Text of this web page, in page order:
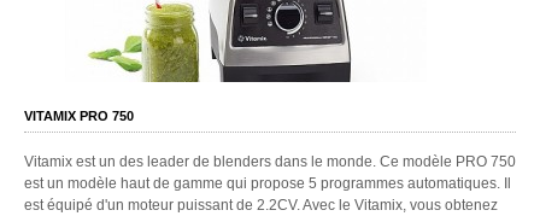
VITAMIX PRO 750
Vitamix est un des leader de blenders dans le monde. Ce modèle PRO 750
est un modèle haut de gamme qui propose 5 programmes automatiques. Il
est équipé d'un moteur puissant de 2.2CV. Avec le Vitamix, vous obtenez